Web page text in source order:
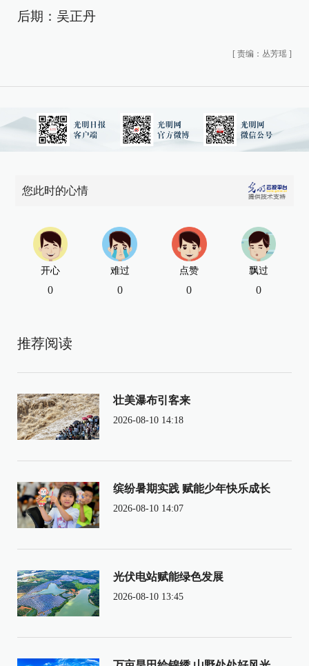
后期：吴正丹
[ 责编：丛芳瑶 ]
您此时的心情
开心
0
难过
0
点赞
0
飘过
0
推荐阅读
壮美瀑布引客来
2026-08-10 14:18
缤纷暑期实践 赋能少年快乐成长
2026-08-10 14:07
光伏电站赋能绿色发展
2026-08-10 13:45